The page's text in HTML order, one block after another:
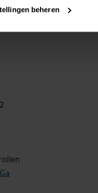
beheren
Ga